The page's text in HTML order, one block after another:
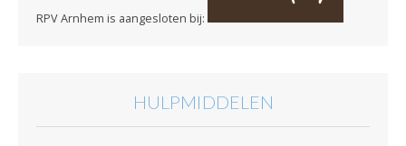
RPV Arnhem is aangesloten bij:
HULPMIDDELEN